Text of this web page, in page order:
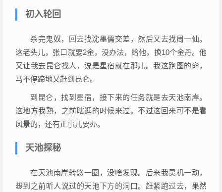
初入轮回
杀完鬼奴，回去找沈墨儒交差，然后又去找周一仙。
这老头儿，张口就要2金，没办法，给他，换10个金丹。他
又让我去昆仑找人，说是星宿就在那儿。我这跑图的命，
马不停蹄地又赶到昆仑。
到昆仑，找到星宿，接下来的任务就是去天池南岸。
这地方我熟，之前瞎逛的时候来过。不过这回来可不是看
风景的，还有正事儿要办。
天池探秘
在天池南岸转悠一圈，没啥发现。后来我灵机一动，
想到之前听人说过的天池下方的洞口。赶紧跑过去，果然